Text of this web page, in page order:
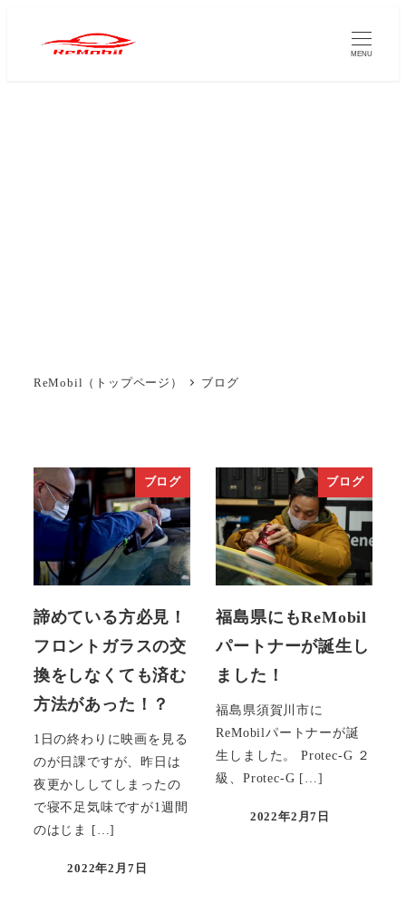
MENU
ReMobil（トップページ） ブログ
ブログ
諦めている方必見！
フロントガラスの交
換をしなくても済む
方法があった！？
1日の終わりに映画を見る
のが日課ですが、昨日は
夜更かししてしまったの
で寝不足気味ですが1週間
のはじま […]
投稿日
2022年2月7日
ブログ
福島県にもReMobil
パートナーが誕生し
ました！
福島県須賀川市に
ReMobilパートナーが誕
生しました。 Protec-G ２
級、Protec-G […]
投稿日
2022年2月7日